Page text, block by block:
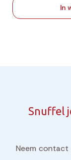
In
Snuffel
Neem contact